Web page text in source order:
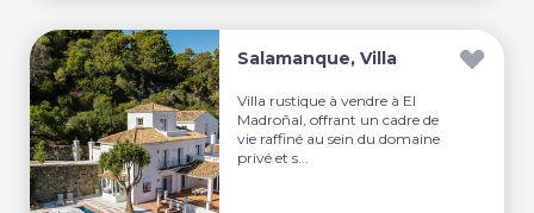
Salamanque, Villa
Villa rustique à vendre à El
Madroñal, offrant un cadre de
vie raffiné au sein du domaine
privé et s...